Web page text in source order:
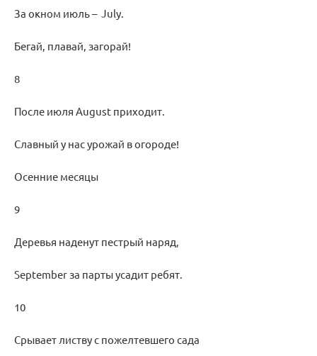
За окном июль – July.
Бегай, плавай, загорай!
8
После июля August приходит.
Славный у нас урожай в огороде!
Осенние месяцы
9
Деревья наденут пестрый наряд,
September за парты усадит ребят.
10
Срывает листву с пожелтевшего сада